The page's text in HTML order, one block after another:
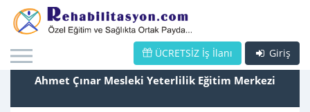
Giriş
ÜCRETSİZ İş İlanı
Ahmet Çınar Mesleki Yeterlilik Eğitim Merkezi